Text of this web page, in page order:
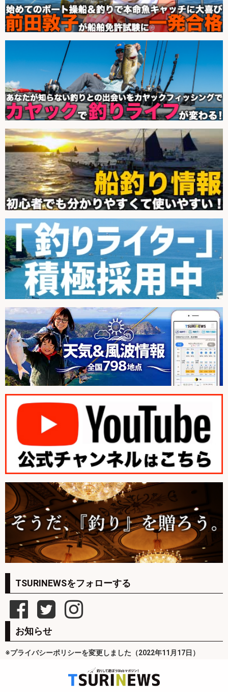
TSURINEWSをフォローする
お知らせ
※プライバシーポリシーを変更しました（2022年11月17日）